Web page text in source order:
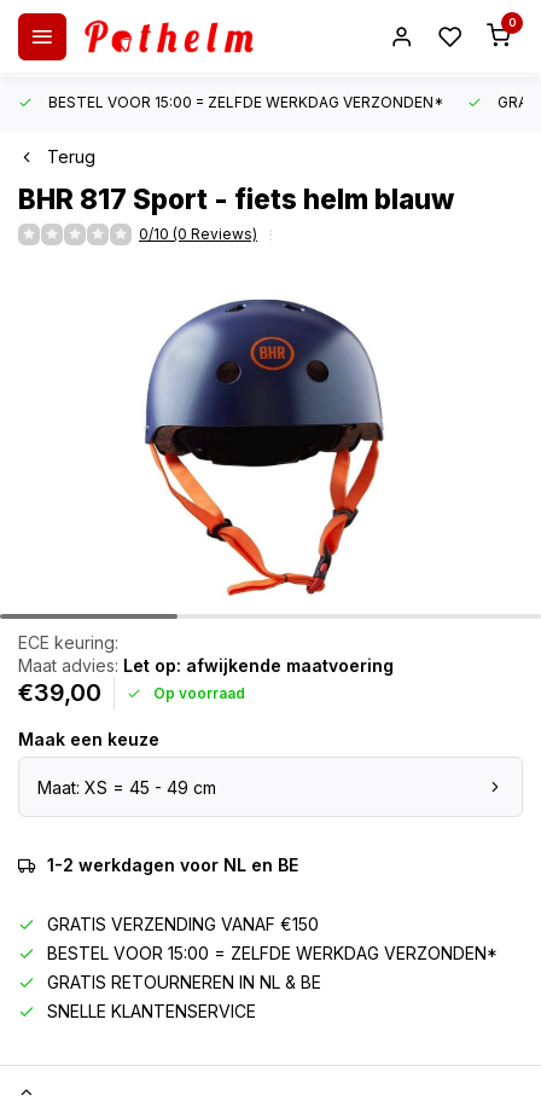
0
BESTEL VOOR 15:00 = ZELFDE WERKDAG VERZONDEN*
Terug
BHR 817 Sport - fiets helm blauw
0/10 (0 Reviews)
ECE keuring:
Maat advies: Let op: afwijkende maatvoering
€39,00 Op voorraad
Maak een keuze
Maat: XS = 45 - 49 cm
1-2 werkdagen voor NL en BE
GRATIS VERZENDING VANAF €150
BESTEL VOOR 15:00 = ZELFDE WERKDAG VERZONDEN*
GRATIS RETOURNEREN IN NL & BE
SNELLE KLANTENSERVICE